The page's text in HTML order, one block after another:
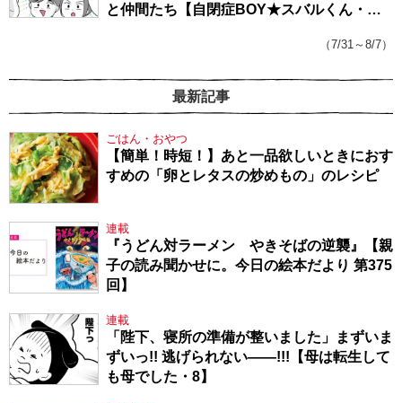
と仲間たち【自閉症BOY★スバルくん・
（7/31～8/7）
最新記事
ごはん・おやつ
【簡単！時短！】あと一品欲しいときにおす
すめの「卵とレタスの炒めもの」のレシピ
連載
『うどん対ラーメン やきそばの逆襲』【親
子の読み聞かせに。今日の絵本だより 第375
回】
連載
「陛下、寝所の準備が整いました」まずいま
ずいっ!! 逃げられない――!!!【母は転生して
も母でした・8】